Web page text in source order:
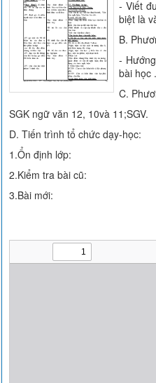
- Viết
biệt là
B.
-
bài học
C.
SGK ngữ văn 12, 10và 11;SGV.
D. Tiến trình tổ chức dạy-học:
1.Ổn định lớp:
2.Kiểm tra bài cũ:
3.Bài mới: